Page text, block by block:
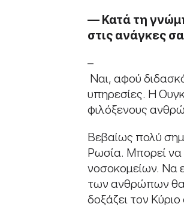
— Κατά τη
στις ανάγκες
–
Ναι, αφού
υπηρεσίες. Η
φιλόξενους
Βεβαίως πολύ
Ρωσία. Μπορεί να
νοσοκομείων. Να
των ανθρώπων θα
δοξάζει τον